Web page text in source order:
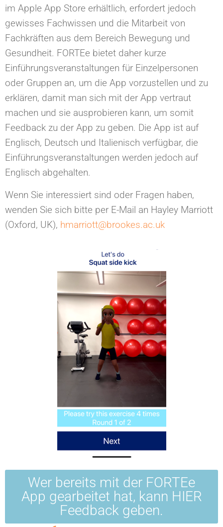
im Apple App Store erhältlich, erfordert jedoch
gewisses Fachwissen und die Mitarbeit von
Fachkräften aus dem Bereich Bewegung und
Gesundheit. FORTEe bietet daher kurze
Einführungsveranstaltungen für Einzelpersonen
oder Gruppen an, um die App vorzustellen und zu
erklären, damit man sich mit der App vertraut
machen und sie ausprobieren kann, um somit
Feedback zu der App zu geben. Die App ist auf
Englisch, Deutsch und Italienisch verfügbar, die
Einführungsveranstaltungen werden jedoch auf
Englisch abgehalten.
Wenn Sie interessiert sind oder Fragen haben,
wenden Sie sich bitte per E-Mail an Hayley Marriott
(Oxford, UK), hmarriott@brookes.ac.uk
Wer bereits mit der FORTEe
App gearbeitet hat, kann HIER
Feedback geben.